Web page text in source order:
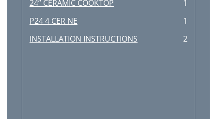
24” CERAMIC COOKTOP
1
P24 4 CER NE
1
INSTALLATION INSTRUCTIONS
2